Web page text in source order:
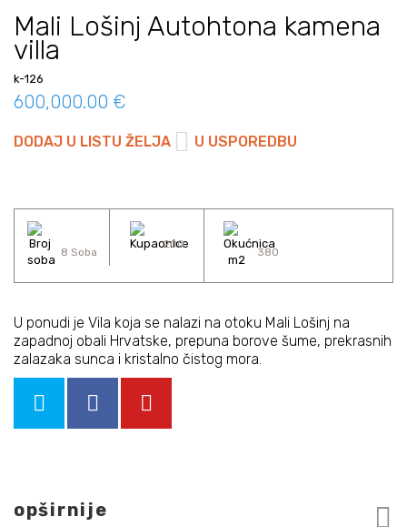
Mali Lošinj Autohtona kamena
villa
k-126
600,000.00 €
DODAJ U LISTU ŽELJA U USPOREDBU
8 Soba
200
380
U ponudi je Vila koja se nalazi na otoku Mali Lošinj na
zapadnoj obali Hrvatske, prepuna borove šume, prekrasnih
zalazaka sunca i kristalno čistog mora.
opširnije